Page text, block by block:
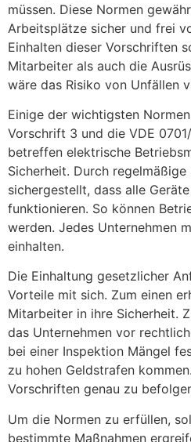
müssen. Diese Normen
Arbeitsplätze sicher und frei
Einhalten dieser Vorschriften
Mitarbeiter als auch die
wäre das Risiko von Unfällen
Einige der wichtigsten
Vorschrift 3 und die VDE
betreffen elektrische
Sicherheit. Durch
sichergestellt, dass alle
funktionieren. So können
werden. Jedes Unternehmen
einhalten.
Die Einhaltung gesetzlicher
Vorteile mit sich. Zum einen
Mitarbeiter in ihre Sicherheit.
das Unternehmen vor
bei einer Inspektion Mängel
zu hohen Geldstrafen
Vorschriften genau zu
Um die Normen zu erfüllen,
bestimmte Maßnahmen